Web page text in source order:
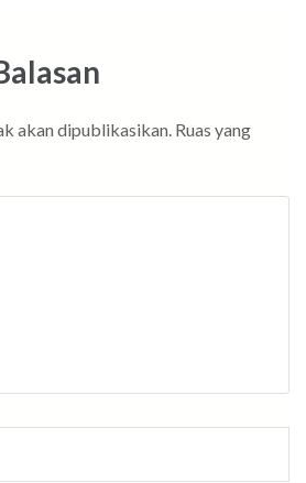
akan dipublikasikan. Ruas yang